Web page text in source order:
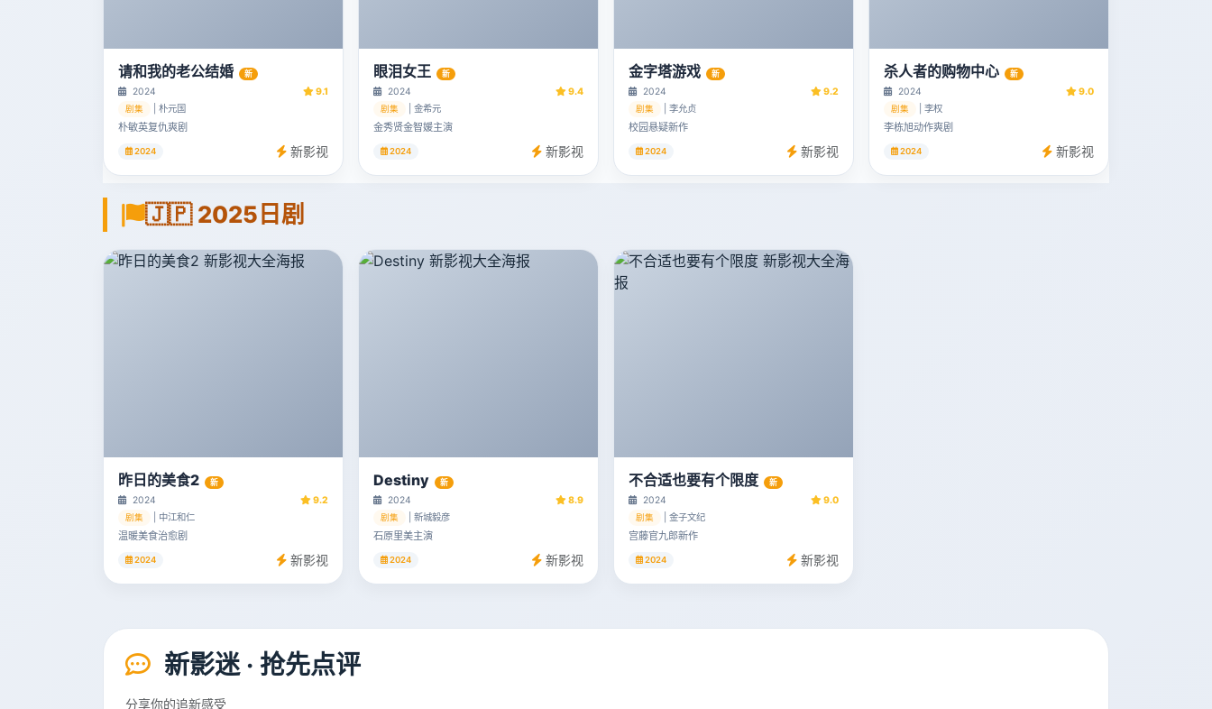
请和我的老公结婚 新
2024 9.1
剧集 | 朴元国
朴敏英复仇爽剧
2024 新影视
眼泪女王 新
2024 9.4
剧集 | 金希元
金秀贤金智媛主演
2024 新影视
金字塔游戏 新
2024 9.2
剧集 | 李允贞
校园悬疑新作
2024 新影视
杀人者的购物中心 新
2024 9.0
剧集 | 李权
李栋旭动作爽剧
2024 新影视
🇯🇵 2025日剧
昨日的美食2 新
2024 9.2
剧集 | 中江和仁
温暖美食治愈剧
2024 新影视
Destiny 新
2024 8.9
剧集 | 新城毅彦
石原里美主演
2024 新影视
不合适也要有个限度 新
2024 9.0
剧集 | 金子文纪
宫藤官九郎新作
2024 新影视
新影迷 · 抢先点评
分享你的追新感受